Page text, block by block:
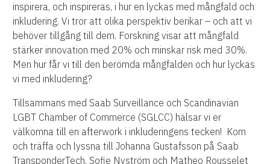
inspirera, och inspireras, i hur en lyckas med mångfald och
inkludering. Vi tror att olika perspektiv berikar – och att vi
behöver tillgång till dem. Forskning visar att mångfald
stärker innovation med 20% och minskar risk med 30%.
Men hur får vi till den berömda mångfalden och hur lyckas
vi med inkludering?
Tillsammans med Saab Surveillance och Scandinavian
LGBT Chamber of Commerce (SGLCC) hälsar vi er
välkomna till en afterwork i inkluderingens tecken! Kom
och träffa och lyssna till Johanna Gustafsson på Saab
TransponderTech, Sofie Nyström och Matheo Rousselet